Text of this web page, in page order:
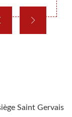
Saint Gervais